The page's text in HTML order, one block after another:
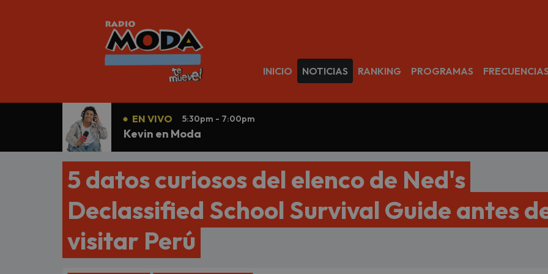
INICIO NOTICIAS RANKING PROGRAMAS FRECUENCIAS
EN VIVO 5:30pm - 7:00pm
Kevin en Moda
5 datos curiosos del elenco de Ned's
Declassified School Survival Guide antes
visitar Perú